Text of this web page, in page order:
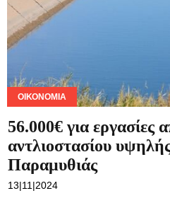
ΟΙΚΟΝΟΜΊΑ
56.000€ για εργασίες
αντλιοστασίου
Παραμυθιάς
13|11|2024